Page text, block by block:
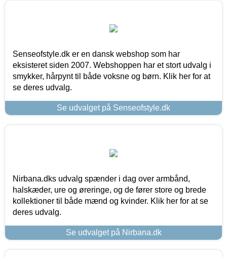
Senseofstyle.dk er en dansk webshop som har
eksisteret siden 2007. Webshoppen har et stort udvalg i
smykker, hårpynt til både voksne og børn. Klik her for at
se deres udvalg.
Se udvalget på Senseofstyle.dk
Nirbana.dks udvalg spænder i dag over armbånd,
halskæder, ure og øreringe, og de fører store og brede
kollektioner til både mænd og kvinder. Klik her for at se
deres udvalg.
Se udvalget på Nirbana.dk